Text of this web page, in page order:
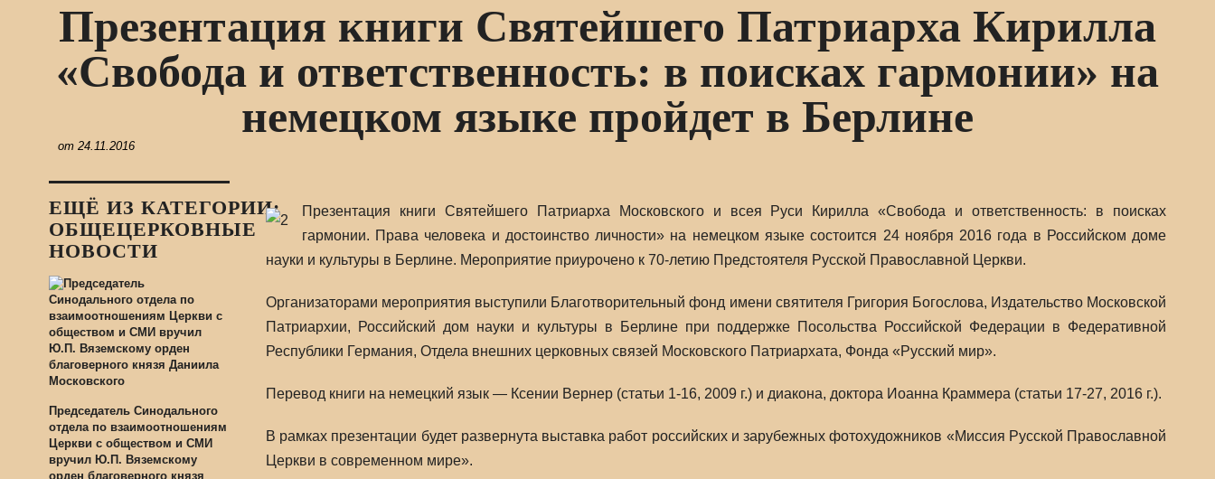
Презентация книги Святейшего Патриарха Кирилла
«Свобода и ответственность: в поисках гармонии» на
немецком языке пройдет в Берлине
от 24.11.2016
ЕЩЁ ИЗ КАТЕГОРИИ:
ОБЩЕЦЕРКОВНЫЕ
НОВОСТИ
Председатель Синодального
отдела по взаимоотношениям
Церкви с обществом и СМИ
вручил Ю.П. Вяземскому
орден благоверного князя
Презентация книги Святейшего Патриарха Московского и всея Руси Кирилла «Свобода и ответственность: в поисках
гармонии. Права человека и достоинство личности» на немецком языке состоится 24 ноября 2016 года в Российском доме
науки и культуры в Берлине. Мероприятие приурочено к 70-летию Предстоятеля Русской Православной Церкви.
Организаторами мероприятия выступили Благотворительный фонд имени святителя Григория Богослова, Издательство Московской
Патриархии, Российский дом науки и культуры в Берлине при поддержке Посольства Российской Федерации в Федеративной
Республики Германия, Отдела внешних церковных связей Московского Патриархата, Фонда «Русский мир».
Перевод книги на немецкий язык — Ксении Вернер (статьи 1-16, 2009 г.) и диакона, доктора Иоанна Краммера (статьи 17-27, 2016 г.).
В рамках презентации будет развернута выставка работ российских и зарубежных фотохудожников «Миссия Русской Православной
Церкви в современном мире».